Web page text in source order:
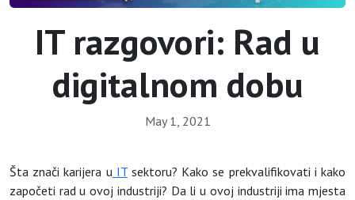
IT razgovori: Rad u
digitalnom dobu
May 1, 2021
Šta znači karijera u ITsektoru? Kako se prekvalifikovati i kako
započeti rad u ovoj industriji? Da li u ovoj industriji ima mjesta